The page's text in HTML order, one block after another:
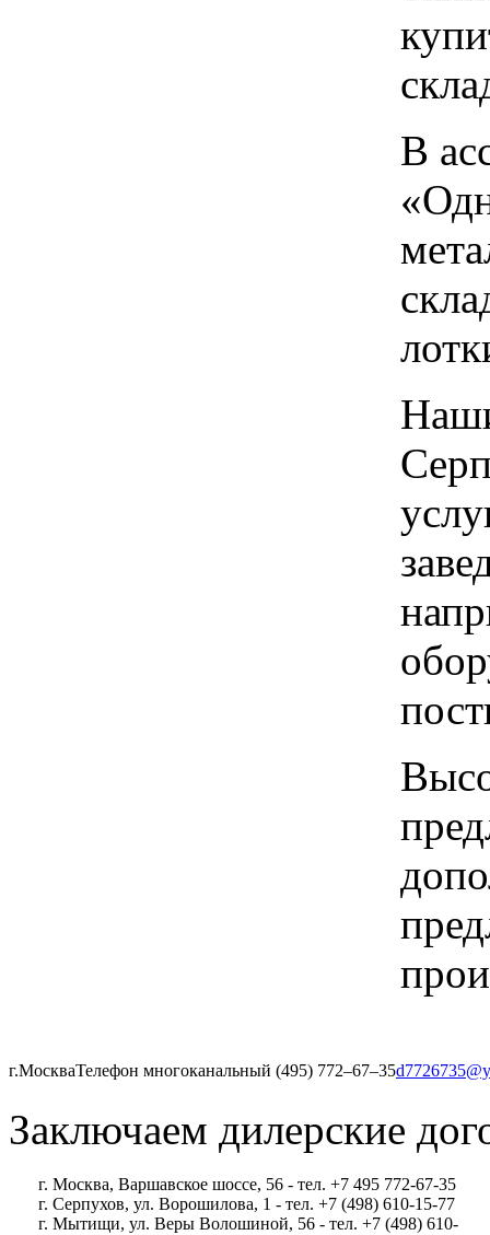
В
г.МоскваТелефон многоканальный (495) 772‒67‒35
Заключаем дилерские
г. Москва, Варшавское шоссе, 56 - тел. +7 495 772-67-35
г. Серпухов, ул. Ворошилова, 1 - тел. +7 (498) 610-15-77
г. Мытищи, ул. Веры Волошиной, 56 - тел. +7 (498) 610-